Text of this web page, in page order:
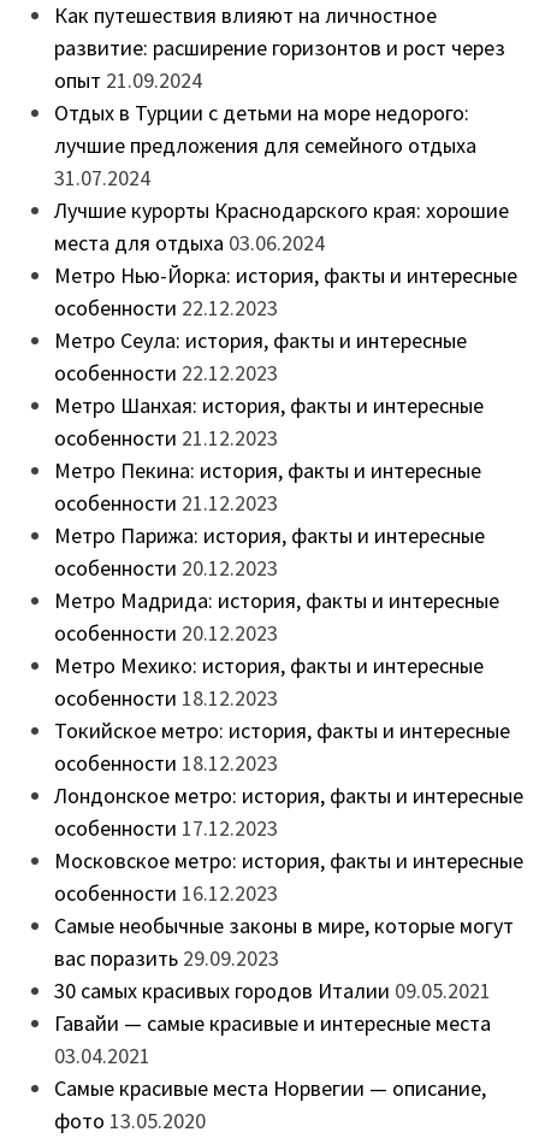
Как путешествия влияют на личностное
развитие: расширение горизонтов и рост через
опыт 21.09.2024
Отдых в Турции с детьми на море недорого:
лучшие предложения для семейного отдыха
31.07.2024
Лучшие курорты Краснодарского края: хорошие
места для отдыха 03.06.2024
Метро Нью-Йорка: история, факты и интересные
особенности 22.12.2023
Метро Сеула: история, факты и интересные
особенности 22.12.2023
Метро Шанхая: история, факты и интересные
особенности 21.12.2023
Метро Пекина: история, факты и интересные
особенности 21.12.2023
Метро Парижа: история, факты и интересные
особенности 20.12.2023
Метро Мадрида: история, факты и интересные
особенности 20.12.2023
Метро Мехико: история, факты и интересные
особенности 18.12.2023
Токийское метро: история, факты и интересные
особенности 18.12.2023
Лондонское метро: история, факты и интересные
особенности 17.12.2023
Московское метро: история, факты и интересные
особенности 16.12.2023
Самые необычные законы в мире, которые могут
вас поразить 29.09.2023
30 самых красивых городов Италии 09.05.2021
Гавайи — самые красивые и интересные места
03.04.2021
Самые красивые места Норвегии — описание,
фото 13.05.2020